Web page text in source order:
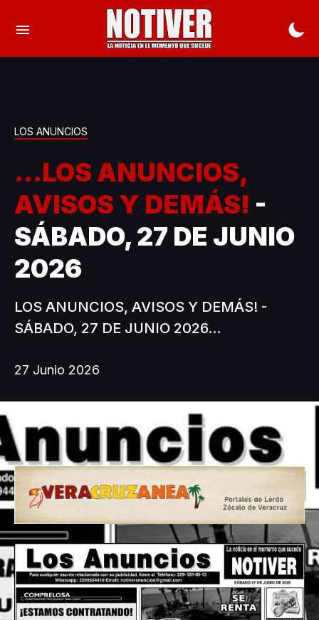
LOS ANUNCIOS
...LOS ANUNCIOS,
AVISOS Y DEMÁS! -
SÁBADO, 27 DE JUNIO
2026
LOS ANUNCIOS, AVISOS Y DEMÁS! -
SÁBADO, 27 DE JUNIO 2026...
27 Junio 2026